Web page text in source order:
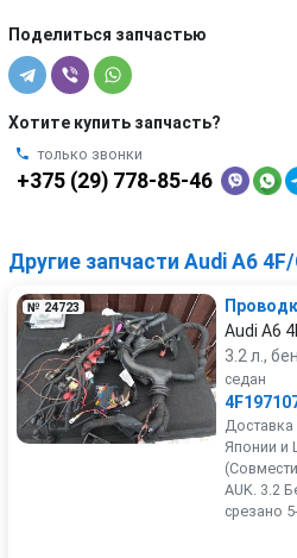
Поделиться запчастью
Хотите купить запчасть?
только звонки
+375 (29) 778-85-46
Другие запчасти Audi A6
№ 24723
Audi A6
3.2 л.,
седан
Японии и
AUK. 3.2
срезано